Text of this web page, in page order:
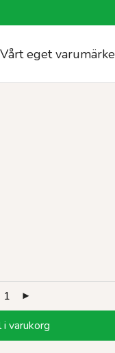
Vårt eget varumärke
varukorg